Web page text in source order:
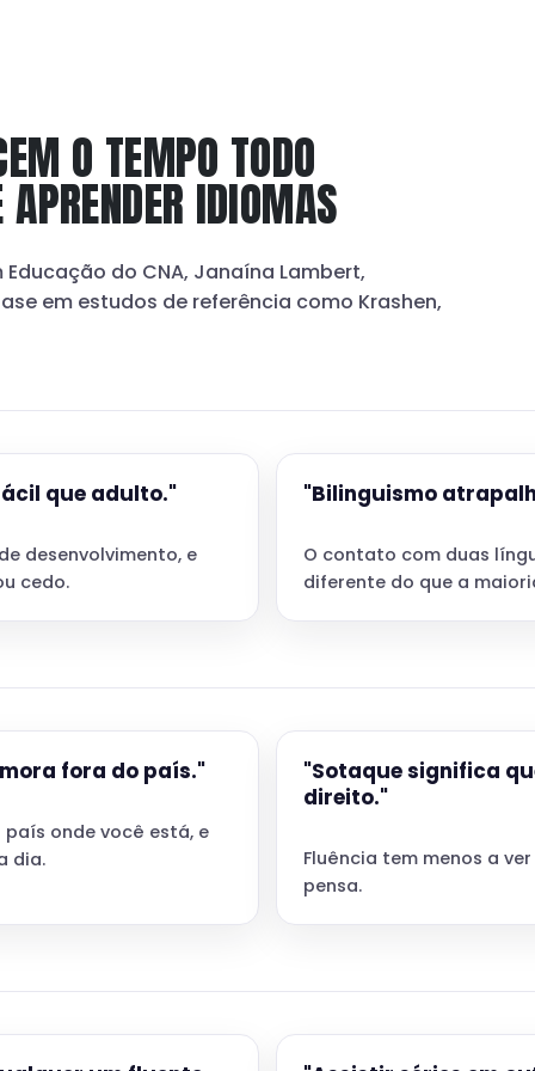
O TEMPO TODO
IDIOMAS
do CNA, Janaína Lambert,
em estudos de referência como Krashen,
que adulto."
desenvolvimento, e
cedo.
"Bilinguismo
O contato com duas
diferente do que a
fora do país."
onde você está, e
dia.
"Sotaque significa
direito."
Fluência tem menos a
pensa.